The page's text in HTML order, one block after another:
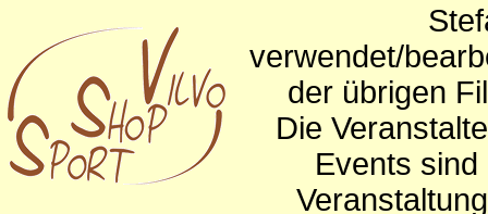
verwendet/
der übrigen
Die
Events